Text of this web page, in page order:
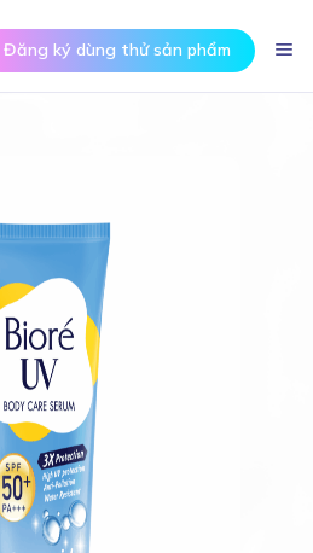
Đăng ký dùng thử sản phẩm